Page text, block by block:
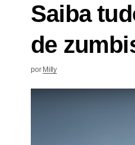
Saiba
de
por Milly